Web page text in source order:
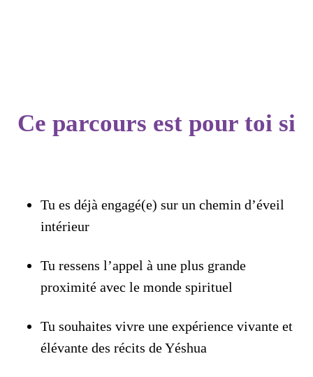
Ce parcours est pour toi si
Tu es déjà engagé(e) sur un chemin d’éveil
intérieur
Tu ressens l’appel à une plus grande
proximité avec le monde spirituel
Tu souhaites vivre une expérience vivante et
élévante des récits de Yéshua